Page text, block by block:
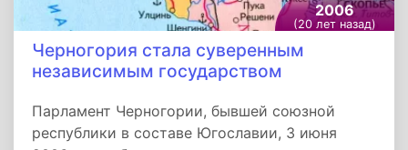
2006
(20 лет назад)
Черногория стала суверенным
независимым государством
Парламент Черногории, бывшей союзной
республики в составе Югославии, 3 июня